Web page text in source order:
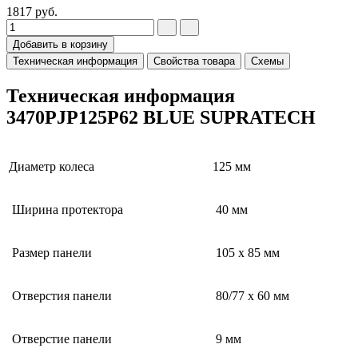
1817 руб.
Добавить в корзину
Техническая информация
Свойства товара Схемы
Техническая информация
3470PJP125P62 BLUE SUPRATECH
Диаметр колеса 125 мм
Ширина протектора 40 мм
Размер панели 105 x 85 мм
Отверстия панели 80/77 x 60 мм
Отверстие панели 9 мм